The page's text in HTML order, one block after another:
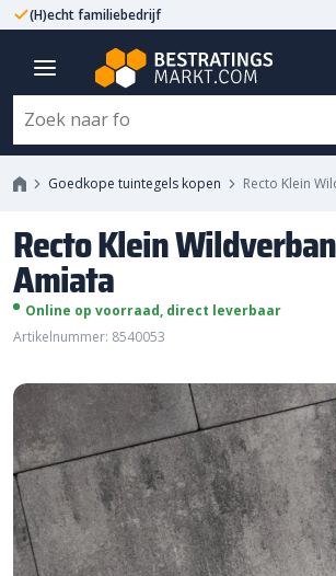
(H)echt familiebedrijf
Goedkope tuintegels kopen Recto Klein
Recto Klein
Amiata
Online op voorraad, direct leverbaar
Artikelnummer: 8540053
Recto Klein Wildverband 6 cm
Amiata